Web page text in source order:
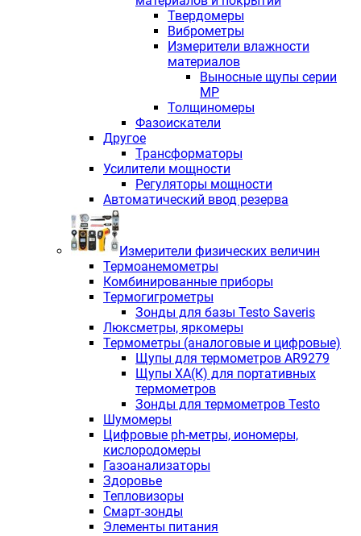
Твердомеры
Виброметры
Измерители влажности
материалов
Выносные щупы серии
МР
Толщиномеры
Фазоискатели
Другое
Трансформаторы
Усилители мощности
Регуляторы мощности
Автоматический ввод резерва
Измерители физических величин
Термоанемометры
Комбинированные приборы
Термогигрометры
Зонды для базы Testo Saveris
Люксметры, яркомеры
Термометры (аналоговые и цифровые)
Щупы для термометров AR9279
Щупы ХА(К) для портативных
термометров
Зонды для термометров Testo
Шумомеры
Цифровые ph-метры, иономеры,
кислородомеры
Газоанализаторы
Здоровье
Тепловизоры
Смарт-зонды
Элементы питания